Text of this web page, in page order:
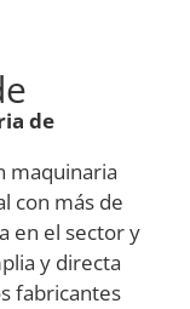
de
maquinaria
con más de
en el sector y
y directa
fabricantes